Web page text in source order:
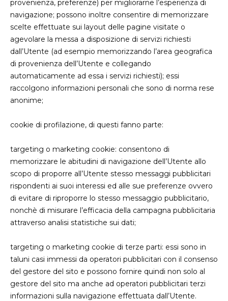
provenienza, preferenze) per migliorarne l’esperienza di
navigazione; possono inoltre consentire di memorizzare
scelte effettuate sui layout delle pagine visitate o
agevolare la messa a disposizione di servizi richiesti
dall’Utente (ad esempio memorizzando l’area geografica
di provenienza dell’Utente e collegando
automaticamente ad essa i servizi richiesti); essi
raccolgono informazioni personali che sono di norma rese
anonime;
cookie di profilazione, di questi fanno parte:
targeting o marketing cookie: consentono di
memorizzare le abitudini di navigazione dell’Utente allo
scopo di proporre all’Utente stesso messaggi pubblicitari
rispondenti ai suoi interessi ed alle sue preferenze ovvero
di evitare di riproporre lo stesso messaggio pubblicitario,
nonchè di misurare l’efficacia della campagna pubblicitaria
attraverso analisi statistiche sui dati;
targeting o marketing cookie di terze parti: essi sono in
taluni casi immessi da operatori pubblicitari con il consenso
del gestore del sito e possono fornire quindi non solo al
gestore del sito ma anche ad operatori pubblicitari terzi
informazioni sulla navigazione effettuata dall’Utente.